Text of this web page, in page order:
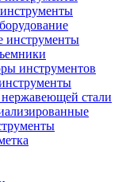
инструменты
инструментов
стали